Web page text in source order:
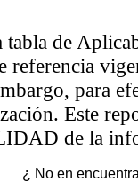
de
referencia
para
Este
de la
¿ No en